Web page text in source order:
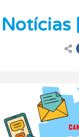
Notícias